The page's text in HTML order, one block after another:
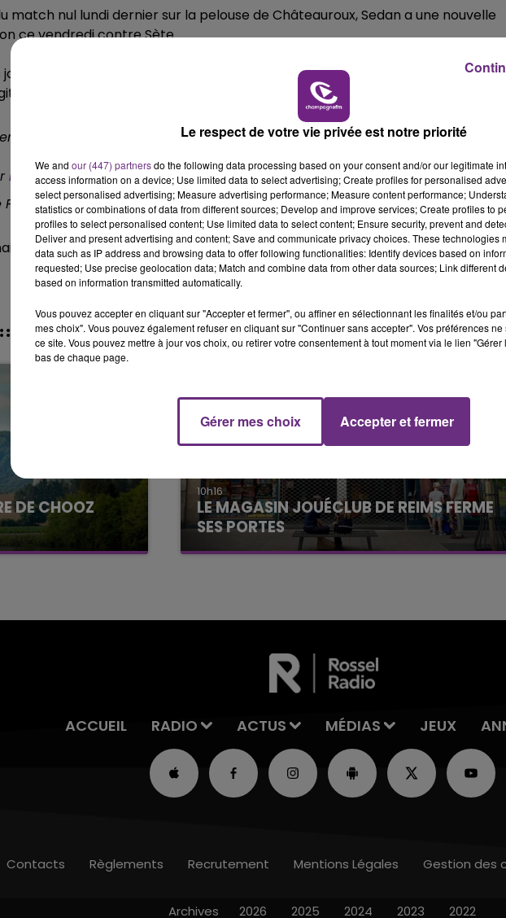
6h00 - 10h00
LA FAMILLE
10h00 -
LE TICKET DE
nul lundi dernier sur la pelouse de Châteauroux, Sedan a une nouvelle
ce vendredi contre Sète.
joueurs d'Olivier Saragaglia se sont imposés grâce à un but de l'attaquant
du premier but cette saison de l'international malgache.
! 1 - 0
https://t.co/nqxOy8CVIp#NationalFFF pic.twitter.com/vcvJpBUqkC
(@NationalFFF)October 1, 2021
occupent la4ème placedu championnat de National.
DE CHOOZ
la centrale
10h16
LE MAGASIN JOUÉCLUB DE REIMS FERME
SES PORTES
C'était l'une des institutions du centre-ville
CAISSE La Radio Pop
ACCUEIL RADIO ACTUS MÉDIAS JEUX
Contacts Règlements Recrutement Mentions Légales Gestion des
Archives 2026 2025 2024 2023 2022
Le respect de votre vie privée est notre priorité
We and our (447) partnersdo the following data processing based on your consent and/or our legitimate
access information on a device; Use limited data to select advertising; Create profiles for personalised
select personalised advertising; Measure advertising performance; Measure content performance;
statistics or combinations of data from different sources; Develop and improve services; Create profiles to
profiles to select personalised content; Use limited data to select content; Ensure security, prevent and
Deliver and present advertising and content; Save and communicate privacy choices. These technologies
data such as IP address and browsing data to offer following functionalities: Identify devices based on
requested; Use precise geolocation data; Match and combine data from other data sources; Link different
based on information transmitted automatically.
Vous pouvez accepter en cliquant sur "Accepter et fermer", ou affiner en sélectionnant les finalités et/ou
mes choix". Vous pouvez également refuser en cliquant sur "Continuer sans accepter". Vos préférences
ce site. Vous pouvez mettre à jour vos choix, ou retirer votre consentement à tout moment via le lien
bas de chaque page.
Gérer mes choix Accepter et fermer